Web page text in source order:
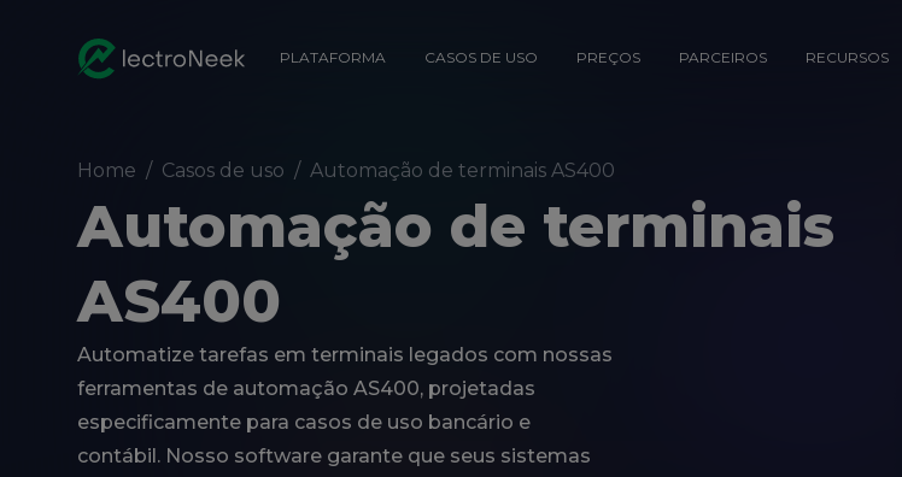
PLATAFORMA CASOS DE USO PREÇOS PARCEIROS RECURSOS
Home / Casos de uso / Automação de terminais AS400
Automação de terminais
AS400
Automatize tarefas em terminais legados com nossas
ferramentas de automação AS400, projetadas
especificamente para casos de uso bancário e
contábil. Nosso software garante que seus sistemas